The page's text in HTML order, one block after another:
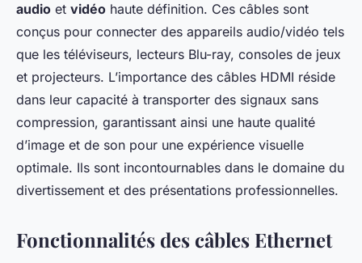
audio et vidéo haute définition. Ces câbles sont
conçus pour connecter des appareils audio/vidéo tels
que les téléviseurs, lecteurs Blu-ray, consoles de jeux
et projecteurs. L’importance des câbles HDMI réside
dans leur capacité à transporter des signaux sans
compression, garantissant ainsi une haute qualité
d’image et de son pour une expérience visuelle
optimale. Ils sont incontournables dans le domaine du
divertissement et des présentations professionnelles.
Fonctionnalités des câbles Ethernet